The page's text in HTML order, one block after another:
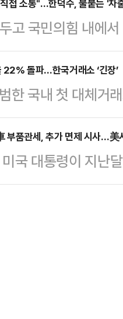
목성동 주교좌성
미사에 참석해 천
6·2…
김두관 전 의원은
관 전 의원의 이탈
이재명 전 대표의
내지 않기로 했다
식을 '권리당원 투
접 소통"…한덕수, 불붙는 '차
고 국민의힘 내에
소리가 점차 커지
세 부과로 시작된
14일 정부서울청
지금 우리가 어떻
대국 대한민국의 수
라며 "그간의 통상
22% 돌파…한국거래소 ‘긴장’
한 국내 첫 대체거
한국거래소가 독점
운데 한국거래소
일(14일) 기준 넥
다. 같은날 한국거
부품관세, 추가 면제 시사…美
국 대통령이 지난
있음을 시사했다